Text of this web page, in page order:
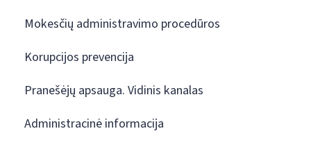
Mokesčių administravimo procedūros
Korupcijos prevencija
Pranešėjų apsauga. Vidinis kanalas
Administracinė informacija